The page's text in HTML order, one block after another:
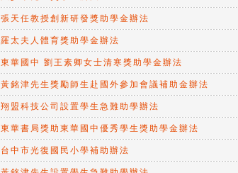
張天任教授創新研發獎助學金辦法
羅太夫人體育獎助學金辦法
東華國中 劉王素卿女士清寒獎助學金辦法
黃銘津先生獎勵師生赴國外參加會議補助金辦法
翔盟科技公司設置學生急難助學辦法
東華書局獎助東華國中優秀學生獎助學金辦法
台中市光復國民小學補助辦法